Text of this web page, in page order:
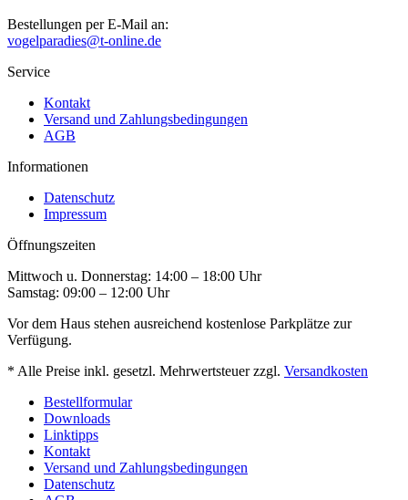
Bestellungen per E-Mail an:
vogelparadies@t-online.de
Service
Kontakt
Versand und Zahlungsbedingungen
AGB
Informationen
Datenschutz
Impressum
Öffnungszeiten
Mittwoch u. Donnerstag: 14:00 – 18:00 Uhr
Samstag: 09:00 – 12:00 Uhr
Vor dem Haus stehen ausreichend kostenlose Parkplätze zur
Verfügung.
* Alle Preise inkl. gesetzl. Mehrwertsteuer zzgl. Versandkosten
Bestellformular
Downloads
Linktipps
Kontakt
Versand und Zahlungsbedingungen
Datenschutz